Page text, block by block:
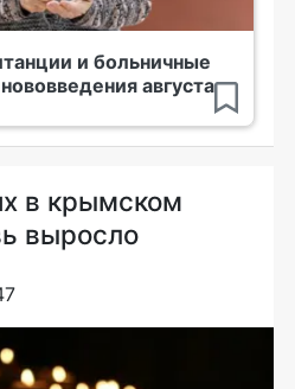
и больничные
августа
в крымском
выросло